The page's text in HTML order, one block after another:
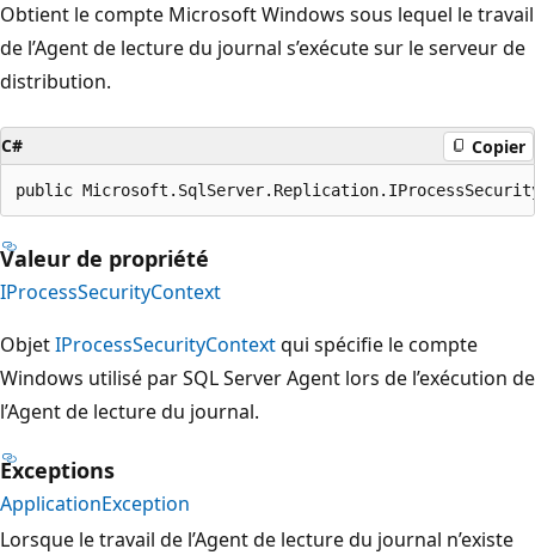
Obtient le compte Microsoft Windows sous lequel le travail
de l’Agent de lecture du journal s’exécute sur le serveur de
distribution.
C# Copier
public
Valeur de propriété
IProcessSecurityContext
ObjetIProcessSecurityContextqui spécifie le compte
Windows utilisé par SQL Server Agent lors de l’exécution de
l’Agent de lecture du journal.
Exceptions
ApplicationException
Lorsque le travail de l’Agent de lecture du journal n’existe